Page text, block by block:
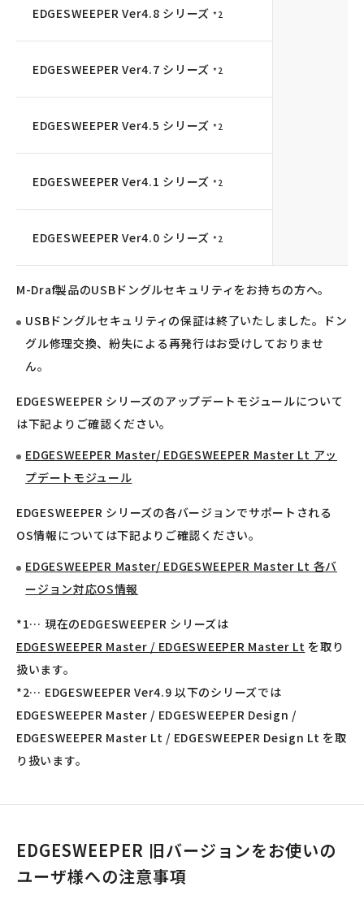
EDGESWEEPER Ver4.8 シリーズ *2
EDGESWEEPER Ver4.7 シリーズ *2
EDGESWEEPER Ver4.5 シリーズ *2
EDGESWEEPER Ver4.1 シリーズ *2
EDGESWEEPER Ver4.0 シリーズ *2
M-Draf製品のUSBドングルセキュリティをお持ちの方へ。
USBドングルセキュリティの保証は終了いたしました。ドン
グル修理交換、紛失による再発行はお受けしておりませ
ん。
EDGESWEEPER シリーズのアップデートモジュールについて
は下記よりご確認ください。
EDGESWEEPER Master/ EDGESWEEPER Master Lt アッ
プデートモジュール
EDGESWEEPER シリーズの各バージョンでサポートされる
OS情報については下記よりご確認ください。
EDGESWEEPER Master/ EDGESWEEPER Master Lt 各バ
ージョン対応OS情報
*1… 現在のEDGESWEEPER シリーズは
EDGESWEEPER Master / EDGESWEEPER Master Lt を取り
扱います。
*2… EDGESWEEPER Ver4.9 以下のシリーズでは
EDGESWEEPER Master / EDGESWEEPER Design /
EDGESWEEPER Master Lt / EDGESWEEPER Design Lt を取
り扱います。
EDGESWEEPER 旧バージョンをお使いの
ユーザ様への注意事項